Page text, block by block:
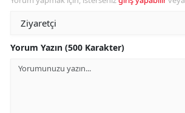
Yorum Yazın (500 Karakter)